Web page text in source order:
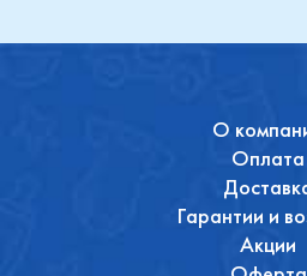
О
Оплата
Гарантии и
Акции